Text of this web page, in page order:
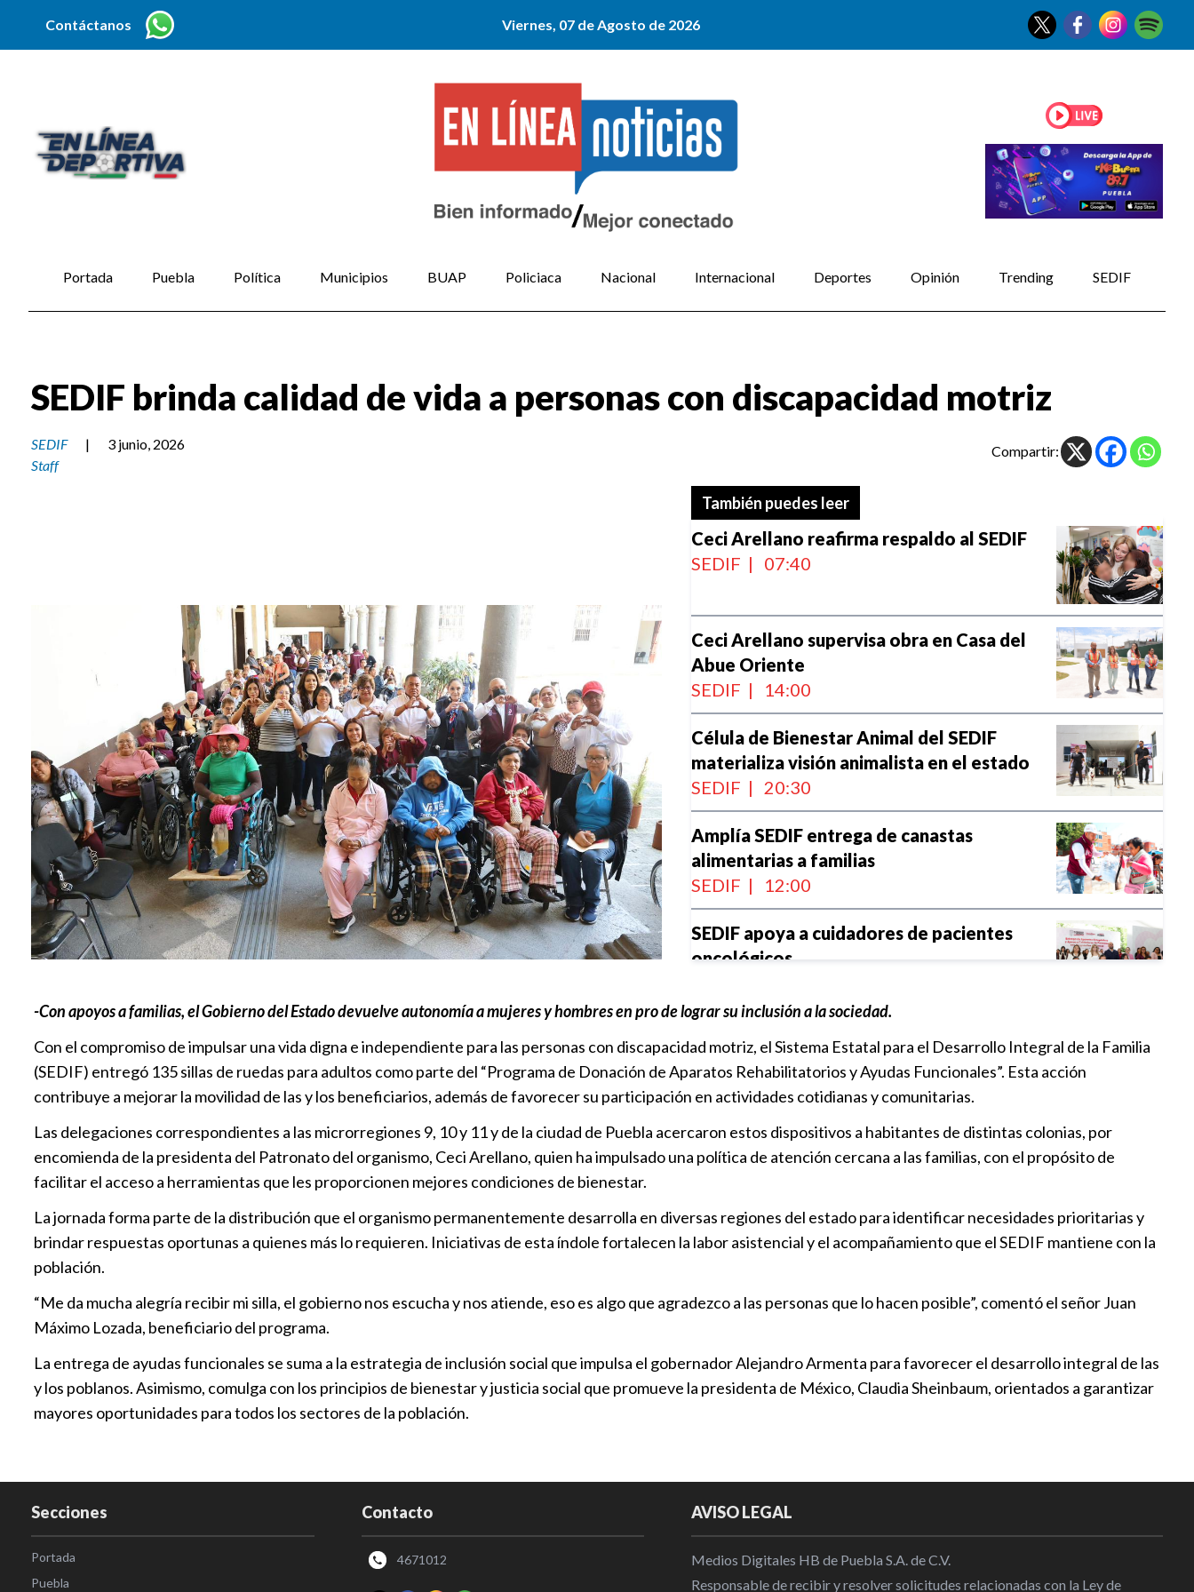
Contáctanos Viernes, 07 de Agosto de 2026
Portada Puebla Política Municipios BUAP Policiaca Nacional Internacional Deportes Opinión Trending SEDIF
SEDIF brinda calidad de vida a personas con discapacidad motriz
SEDIF |
3 junio, 2026
Staff
Compartir:
También puedes leer
Ceci Arellano reafirma respaldo al SEDIF
SEDIF | 07:40
Ceci Arellano supervisa obra en Casa del
Abue Oriente
SEDIF | 14:00
Célula de Bienestar Animal del SEDIF
materializa visión animalista en el estado
SEDIF | 20:30
Amplía SEDIF entrega de canastas
alimentarias a familias
SEDIF | 12:00
SEDIF apoya a cuidadores de pacientes
oncológicos
generación 2026 de CECADE
SEDIF | 17:18
Primera Célula de Bienestar Animal alcanza
77% de avance
SEDIF respalda a quienes acompañan la
batalla contra el cáncer
SEDIF | 19:22
-Con apoyos a familias, el Gobierno del Estado devuelve autonomía a mujeres y hombres en pro de lograr su inclusión a la sociedad.
Con el compromiso de impulsar una vida digna e independiente para las personas con discapacidad motriz, el Sistema Estatal para el Desarrollo Integral de la Familia
(SEDIF) entregó 135 sillas de ruedas para adultos como parte del “Programa de Donación de Aparatos Rehabilitatorios y Ayudas Funcionales”. Esta acción
contribuye a mejorar la movilidad de las y los beneficiarios, además de favorecer su participación en actividades cotidianas y comunitarias.
Las delegaciones correspondientes a las microrregiones 9, 10 y 11 y de la ciudad de Puebla acercaron estos dispositivos a habitantes de distintas colonias, por
encomienda de la presidenta del Patronato del organismo, Ceci Arellano, quien ha impulsado una política de atención cercana a las familias, con el propósito de
facilitar el acceso a herramientas que les proporcionen mejores condiciones de bienestar.
La jornada forma parte de la distribución que el organismo permanentemente desarrolla en diversas regiones del estado para identificar necesidades prioritarias y
brindar respuestas oportunas a quienes más lo requieren. Iniciativas de esta índole fortalecen la labor asistencial y el acompañamiento que el SEDIF mantiene con la
población.
“Me da mucha alegría recibir mi silla, el gobierno nos escucha y nos atiende, eso es algo que agradezco a las personas que lo hacen posible”, comentó el señor Juan
Máximo Lozada, beneficiario del programa.
La entrega de ayudas funcionales se suma a la estrategia de inclusión social que impulsa el gobernador Alejandro Armenta para favorecer el desarrollo integral de las
y los poblanos. Asimismo, comulga con los principios de bienestar y justicia social que promueve la presidenta de México, Claudia Sheinbaum, orientados a garantizar
mayores oportunidades para todos los sectores de la población.
Secciones
Portada
Puebla
Contacto
4671012
AVISO LEGAL
Medios Digitales HB de Puebla S.A. de C.V.
Responsable de recibir y resolver solicitudes relacionadas con la Ley de